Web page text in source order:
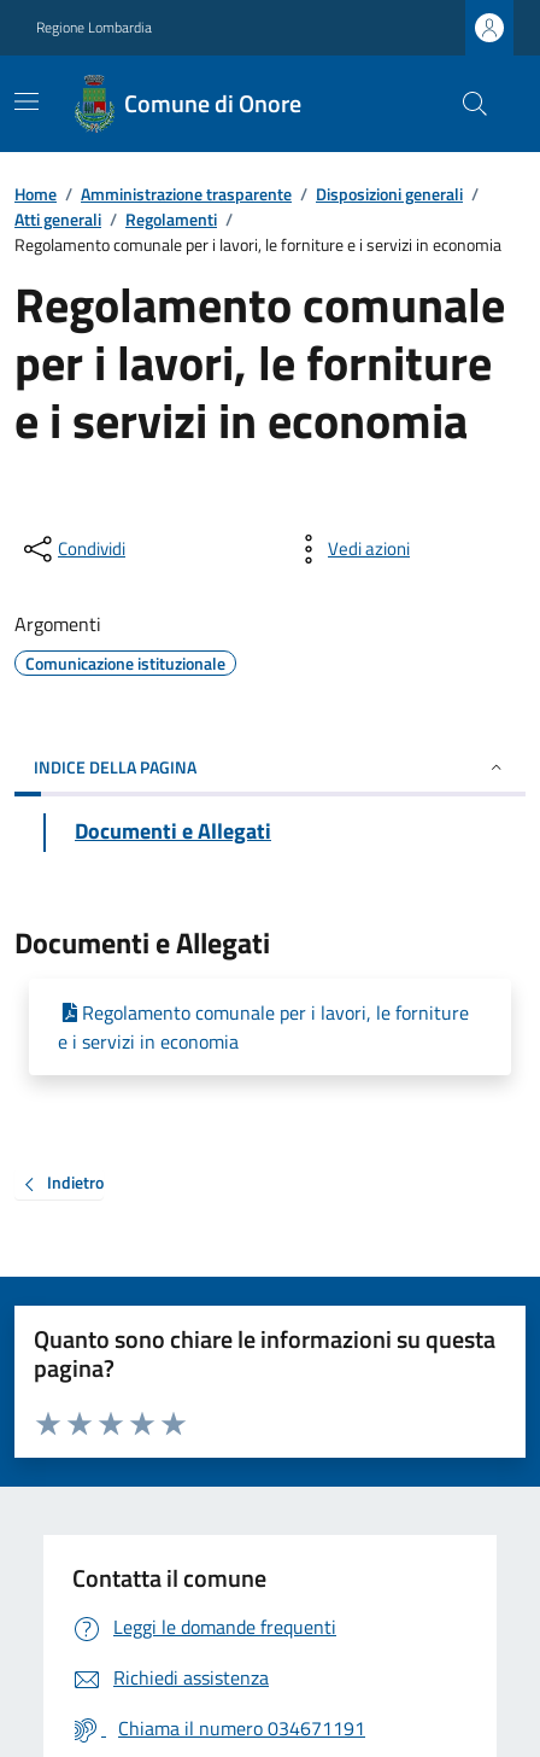
Regione Lombardia
Comune di Onore
Home / Amministrazione trasparente / Disposizioni generali /
Atti generali / Regolamenti /
Regolamento comunale per i lavori, le forniture e i servizi in economia
Regolamento comunale
per i lavori, le forniture
e i servizi in economia
Condividi Vedi azioni
Argomenti
Comunicazione istituzionale
INDICE DELLA PAGINA
Documenti e Allegati
Documenti e Allegati
Regolamento comunale per i lavori, le forniture
e i servizi in economia
Indietro
Quanto sono chiare le informazioni su questa
pagina?
Valuta da 1 a 5 stelle la pagina
Valuta 5 stelle su 5
Valuta 4 stelle su 5
Valuta 3 stelle su 5
Valuta 2 stelle su 5
Valuta 1 stelle su 5
Contatta il comune
Leggi le domande frequenti
Richiedi assistenza
Chiama il numero 034671191